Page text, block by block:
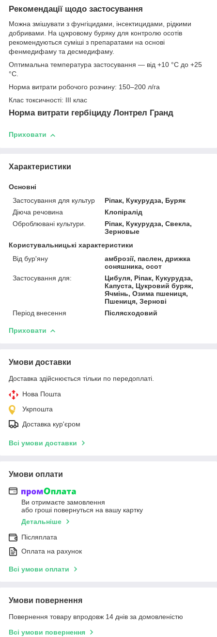
Рекомендації щодо застосування
Можна змішувати з фунгіцидами, інсектицидами, рідкими
добривами. На цукровому буряку для контролю осотів
рекомендуються суміші з препаратами на основі
фенмедифаму та десмедифаму.
Оптимальна температура застосування — від +10 °С до +25
°С.
Норма витрати робочого розчину: 150–200 л/га
Клас токсичності: ІІІ клас
Норма витрати гербіциду Лонтрел Гранд
Приховати
Характеристики
Основні
Застосування для культур
Ріпак, Кукурудза, Буряк
Діюча речовина
Клопіралід
Оброблювані культури.
Ріпак, Кукурудза, Свекла,
Зерновые
Користувальницькі характеристики
Від бур'яну
амброзії, паслен, дрижка
соняшника, осот
Застосування для:
Цибуля, Ріпак, Кукурудза,
Капуста, Цукровий буряк,
Ячмінь, Озима пшениця,
Пшениця, Зернові
Період внесення
Післясходовий
Приховати
Умови доставки
Доставка здійснюється тільки по передоплаті.
Нова Пошта
Укрпошта
Доставка кур'єром
Всі умови доставки
Умови оплати
Ви отримаєте замовлення
або гроші повернуться на вашу картку
Детальніше
Післяплата
Оплата на рахунок
Всі умови оплати
Умови повернення
Повернення товару впродовж 14 днів за домовленістю
Всі умови повернення